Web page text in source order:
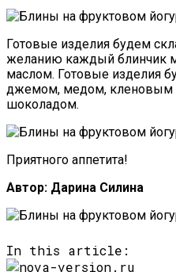
Готовые изделия будем
желанию каждый блинчик
маслом. Готовые изделия
джемом, медом, кленовым
шоколадом.
Приятного аппетита!
Автор: Дарина Силина
In this article: